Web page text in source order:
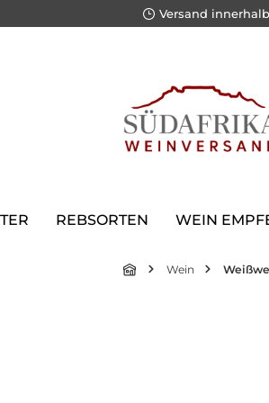
Versand
REBSORTEN WEIN
Wein